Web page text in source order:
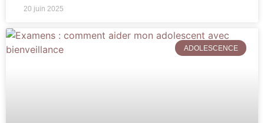
20 juin 2025
ADOLESCENCE